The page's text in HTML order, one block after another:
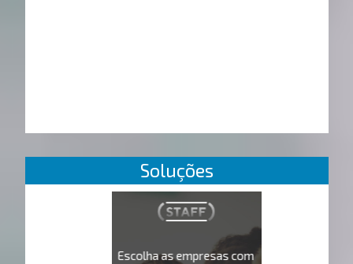
Soluções
Escolha as empresas com